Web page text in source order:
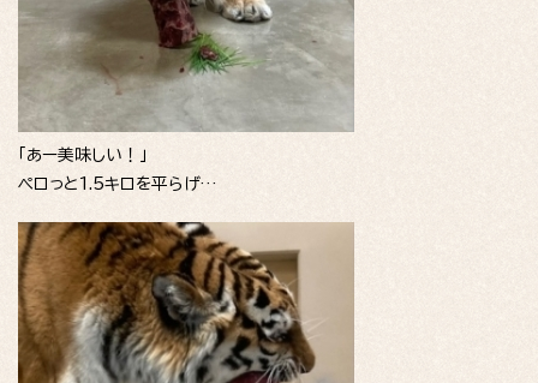
「あー美味しい！」
ペロっと1.5キロを平らげ…